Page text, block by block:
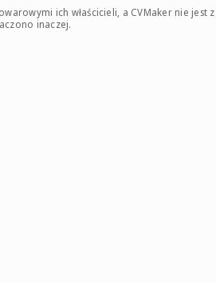
ich właścicieli, a CVMaker nie jest z
inaczej.